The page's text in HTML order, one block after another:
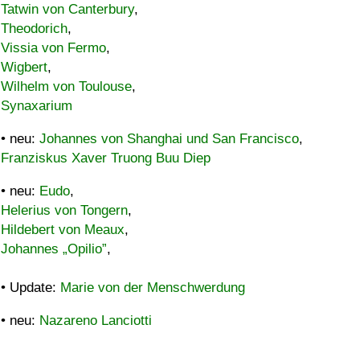
Tatwin von Canterbury,
Theodorich,
Vissia von Fermo,
Wigbert,
Wilhelm von Toulouse,
Synaxarium
• neu: Johannes von Shanghai und San Francisco,
Franziskus Xaver Truong Buu Diep
• neu: Eudo,
Helerius von Tongern,
Hildebert von Meaux,
Johannes „Opilio”,
• Update: Marie von der Menschwerdung
• neu: Nazareno Lanciotti